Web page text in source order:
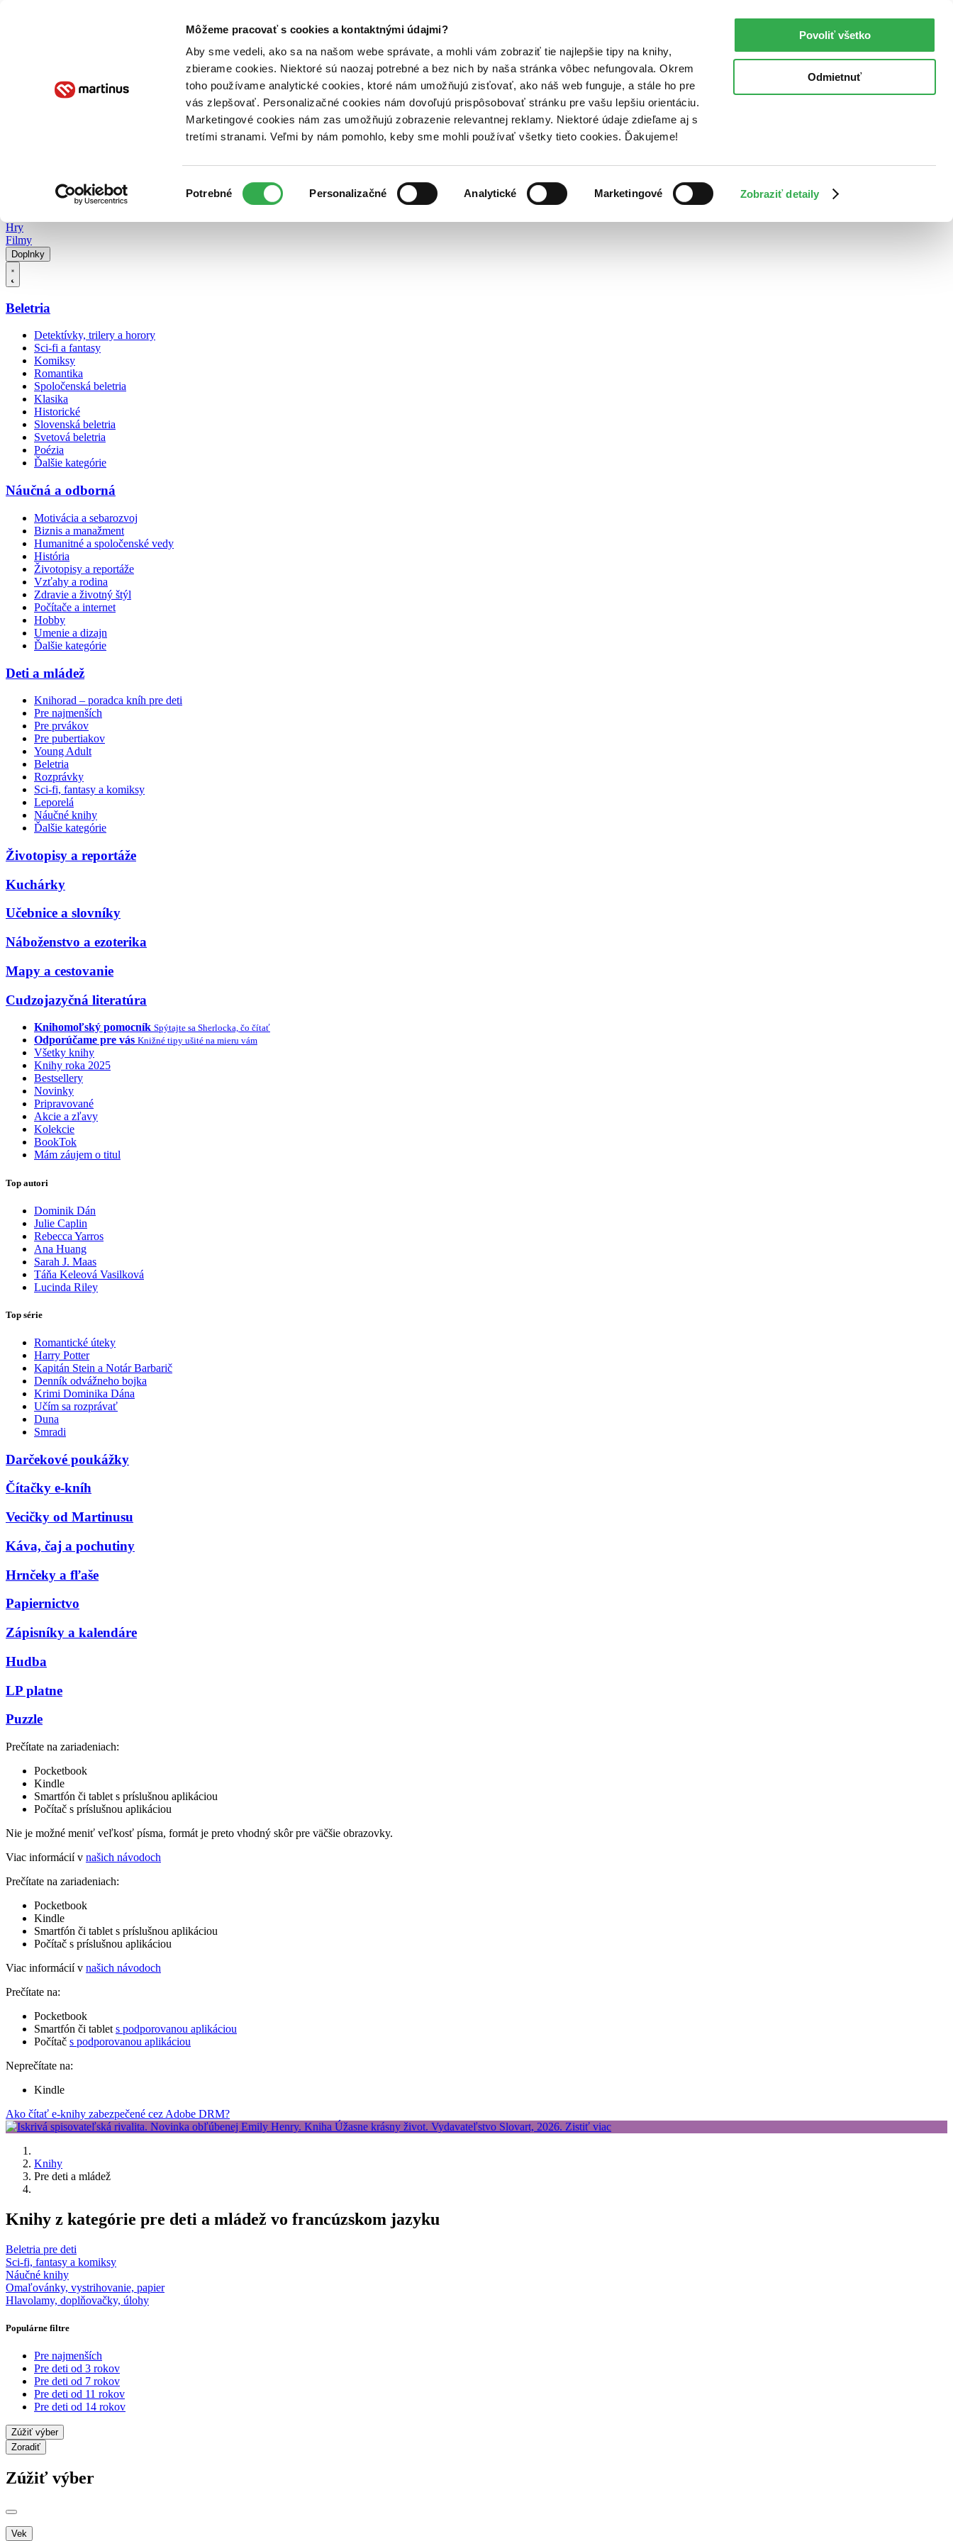
Môžeme pracovať s cookies a kontaktnými údajmi?
Aby sme vedeli, ako sa na našom webe správate, a mohli vám zobraziť tie najlepšie tipy na knihy,
zbierame cookies. Niektoré sú naozaj potrebné a bez nich by naša stránka vôbec nefungovala. Okrem
toho používame analytické cookies, ktoré nám umožňujú zisťovať, ako náš web funguje, a stále ho pre
vás zlepšovať. Personalizačné cookies nám dovoľujú prispôsobovať stránku pre vašu lepšiu orientáciu.
Marketingové cookies nám zas umožňujú zobrazenie relevantnej reklamy. Niektoré údaje zdieľame aj s
tretími stranami. Veľmi by nám pomohlo, keby sme mohli používať všetky tieto cookies. Ďakujeme!
súhlasu
Potrebné Personalizačné Analytické Marketingové Zobraziť detaily
Povoliť všetko
Odmietnuť
Poukážky Kontakt
Hry
Filmy
Doplnky
Beletria
Detektívky, trilery a horory
Sci-fi a fantasy
Komiksy
Romantika
Spoločenská beletria
Klasika
Historické
Slovenská beletria
Svetová beletria
Poézia
Ďalšie kategórie
Náučná a odborná
Motivácia a sebarozvoj
Biznis a manažment
Humanitné a spoločenské vedy
História
Životopisy a reportáže
Vzťahy a rodina
Zdravie a životný štýl
Počítače a internet
Hobby
Umenie a dizajn
Ďalšie kategórie
Deti a mládež
Knihorad – poradca kníh pre deti
Pre najmenších
Pre prvákov
Pre pubertiakov
Young Adult
Beletria
Rozprávky
Sci-fi, fantasy a komiksy
Leporelá
Náučné knihy
Ďalšie kategórie
Životopisy a reportáže
Kuchárky
Učebnice a slovníky
Náboženstvo a ezoterika
Mapy a cestovanie
Cudzojazyčná literatúra
Knihomoľský pomocník Spýtajte sa Sherlocka, čo čítať
Odporúčame pre vás Knižné tipy ušité na mieru vám
Všetky knihy
Knihy roka 2025
Bestsellery
Novinky
Pripravované
Akcie a zľavy
Kolekcie
BookTok
Mám záujem o titul
Top autori
Dominik Dán
Julie Caplin
Rebecca Yarros
Ana Huang
Sarah J. Maas
Táňa Keleová Vasilková
Lucinda Riley
Top série
Romantické úteky
Harry Potter
Kapitán Stein a Notár Barbarič
Denník odvážneho bojka
Krimi Dominika Dána
Učím sa rozprávať
Duna
Smradi
Darčekové poukážky
Čítačky e-kníh
Vecičky od Martinusu
Káva, čaj a pochutiny
Hrnčeky a fľaše
Papiernictvo
Zápisníky a kalendáre
Hudba
LP platne
Puzzle
Prečítate na zariadeniach:
Pocketbook
Kindle
Smartfón či tablet s príslušnou aplikáciou
Počítač s príslušnou aplikáciou
Nie je možné meniť veľkosť písma, formát je preto vhodný skôr pre väčšie obrazovky.
Viac informácií v našich návodoch
Prečítate na zariadeniach:
Pocketbook
Kindle
Smartfón či tablet s príslušnou aplikáciou
Počítač s príslušnou aplikáciou
Viac informácií v našich návodoch
Prečítate na:
Pocketbook
Smartfón či tablet s podporovanou aplikáciou
Počítač s podporovanou aplikáciou
Neprečítate na:
Kindle
Ako čítať e-knihy zabezpečené cez Adobe DRM?
Knihy
Pre deti a mládež
Knihy z kategórie pre deti a mládež vo francúzskom jazyku
Beletria pre deti
Sci-fi, fantasy a komiksy
Náučné knihy
Omaľovánky, vystrihovanie, papier
Hlavolamy, doplňovačky, úlohy
Populárne filtre
Pre najmenších
Pre deti od 3 rokov
Pre deti od 7 rokov
Pre deti od 11 rokov
Pre deti od 14 rokov
Zúžiť výber
Zoradiť
Zúžiť výber
Vek